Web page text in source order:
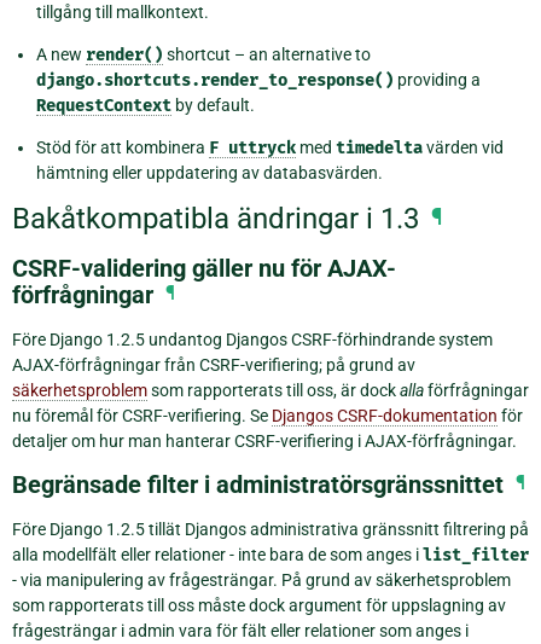
tillgång till mallkontext.
A new render() shortcut – an alternative to
django.shortcuts.render_to_response() providing a
RequestContext by default.
Stöd för att kombinera F uttryck med timedeltavärden vid
hämtning eller uppdatering av databasvärden.
Bakåtkompatibla ändringar i 1.3 ¶
CSRF-validering gäller nu för AJAX-
förfrågningar ¶
Före Django 1.2.5 undantog Djangos CSRF-förhindrande system
AJAX-förfrågningar från CSRF-verifiering; på grund av
säkerhetsproblemsom rapporterats till oss, är dockallaförfrågningar
nu föremål för CSRF-verifiering. Se Djangos CSRF-dokumentation för
detaljer om hur man hanterar CSRF-verifiering i AJAX-förfrågningar.
Begränsade filter i administratörsgränssnittet ¶
Före Django 1.2.5 tillät Djangos administrativa gränssnitt filtrering på
alla modellfält eller relationer - inte bara de som anges ilist_filter
- via manipulering av frågesträngar. På grund av säkerhetsproblem
som rapporterats till oss måste dock argument för uppslagning av
frågesträngar i admin vara för fält eller relationer som anges i